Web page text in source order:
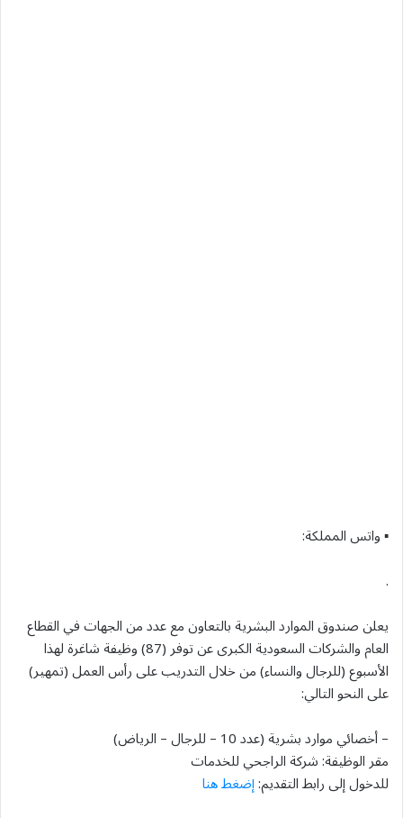
▪︎ واتس المملكة:
.
يعلن صندوق الموارد البشرية بالتعاون مع عدد من الجهات في القطاع
العام والشركات السعودية الكبرى عن توفر (87) وظيفة شاغرة لهذا
الأسبوع (للرجال والنساء) من خلال التدريب على رأس العمل (تمهير)
على النحو التالي:
– أخصائي موارد بشرية (عدد 10 – للرجال – الرياض)
مقر الوظيفة: شركة الراجحي للخدمات
للدخول إلى رابط التقديم:إضغط هنا